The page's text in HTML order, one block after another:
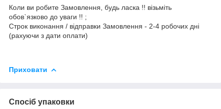
Коли ви робите Замовлення, будь ласка !! візьміть
обов`язково до уваги !! ;
Строк виконання / відправки Замовлення - 2-4 робочих дні
(рахуючи з дати оплати)
Приховати
Спосіб упаковки